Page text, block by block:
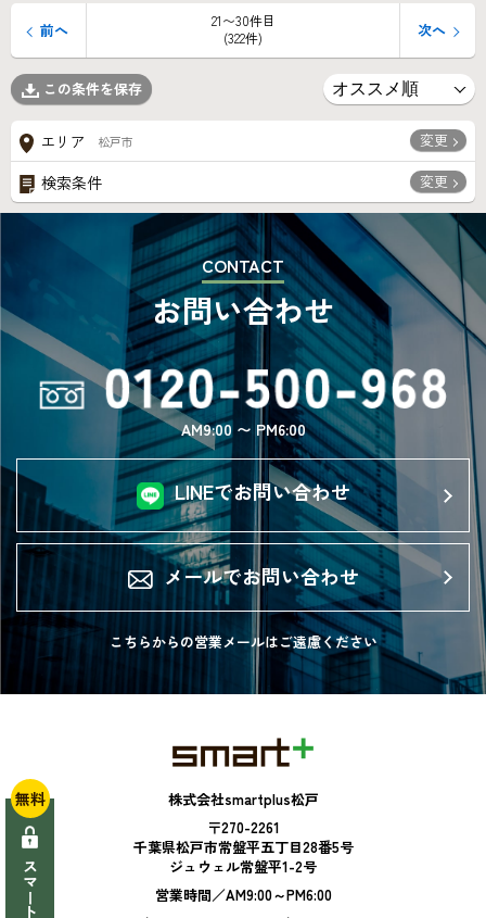
21〜30件目
(322件)
前へ 次へ
この条件を保存
エリア 松戸市 変更
検索条件 変更
CONTACT
お問い合わせ
AM9:00 〜 PM6:00
LINEでお問い合わせ
メールでお問い合わせ
こちらからの営業メールはご遠慮ください
株式会社smartplus松戸
〒270-2261
千葉県松戸市常盤平五丁目28番5号
ジュウェル常盤平1-2号
営業時間／AM9:00～PM6:00
無料